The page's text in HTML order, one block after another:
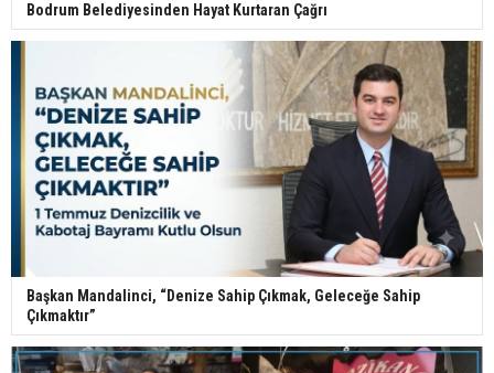
Bodrum Belediyesinden Hayat Kurtaran Çağrı
Başkan Mandalinci, “Denize Sahip Çıkmak, Geleceğe Sahip
Çıkmaktır”